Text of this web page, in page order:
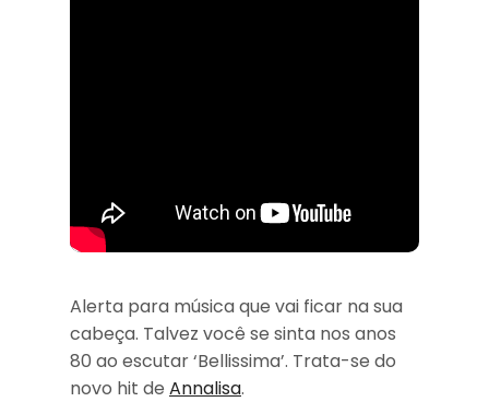
Alerta para música que vai ficar na sua
cabeça. Talvez você se sinta nos anos
80 ao escutar ‘Bellissima’. Trata-se do
novo hit de Annalisa.